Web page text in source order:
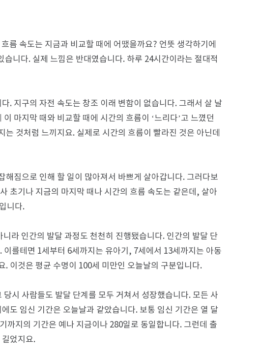
름 속도는 지금과 비교할 때에 어땠을까요? 언뜻 생각하기에
니다. 실제 느낌은 반대였습니다. 하루 24시간이라는 절대적
. 지구의 자전 속도는 창조 이래 변함이 없습니다. 그래서 살 날
마지막 때와 비교할 때에 시간의 흐름이 ‘느리다’고 느꼈던
것처럼 느끼지요. 실제로 시간의 흐름이 빨라진 것은 아닌데
짐으로 인해 할 일이 많아져서 바쁘게 살아갑니다. 그러다보
초기나 지금의 마지막 때나 시간의 흐름 속도는 같은데, 살아
니다.
라 인간의 발달 과정도 천천히 진행됐습니다. 인간의 발달 단
를테면 1세부터 6세까지는 유아기, 7세에서 13세까지는 아동
이것은 평균 수명이 100세 미만인 오늘날의 구분입니다.
시 사람들도 발달 단계를 모두 거쳐서 성장했습니다. 모든 사
도 임신 기간은 오늘날과 같았습니다. 보통 임신 기간은 열 달
까지의 기간은 예나 지금이나 280일로 동일합니다. 그런데 출
었지요.